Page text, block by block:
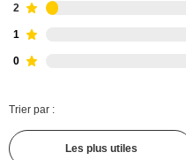
2
1
0
Trier par :
Les plus utiles